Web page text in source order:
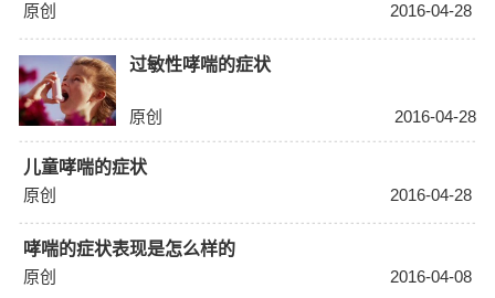
原创
2016-04-28
过敏性哮喘的症状
原创 2016-04-28
儿童哮喘的症状
原创
2016-04-28
哮喘的症状表现是怎么样的
原创
2016-04-08